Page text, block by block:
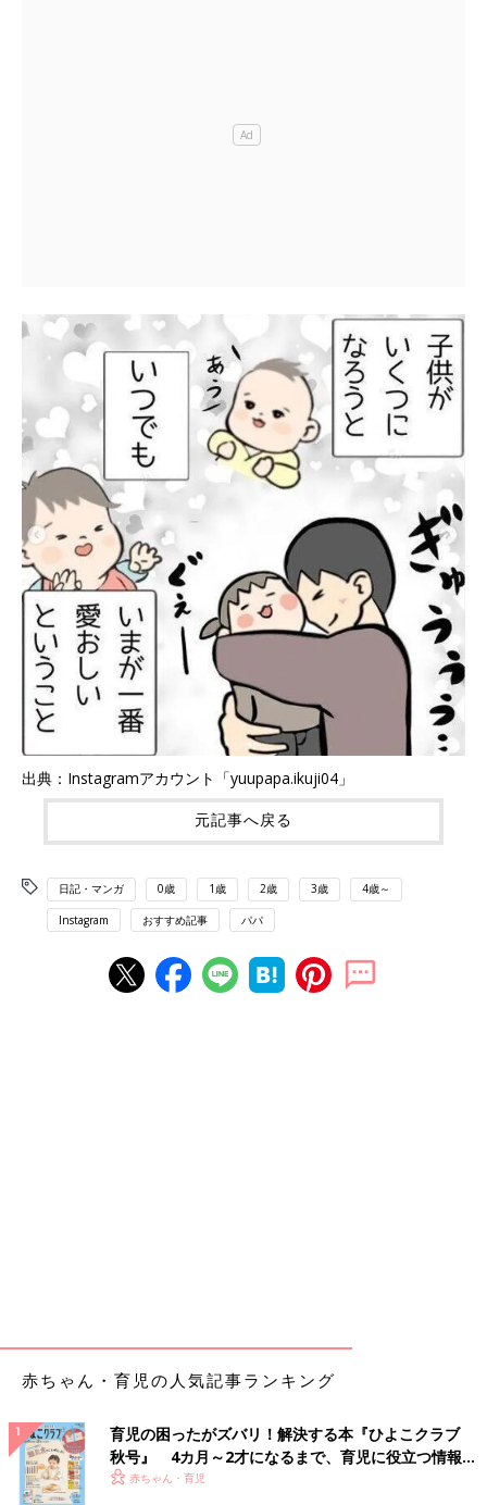
出典：Instagramアカウント「yuupapa.ikuji04」
元記事へ戻る
日記・マンガ 0歳 1歳 2歳 3歳 4歳～
Instagram おすすめ記事 パパ
赤ちゃん・育児の人気記事ランキング
育児の困ったがズバリ！解決する本『ひよこクラブ
秋号』 4カ月～2才になるまで、育児に役立つ情報が
いっぱい！
赤ちゃん・育児